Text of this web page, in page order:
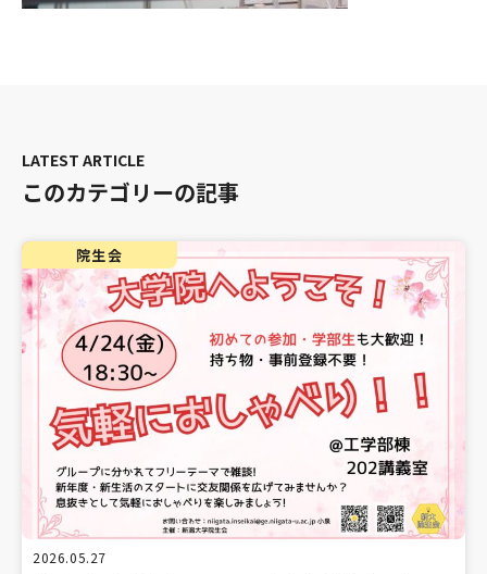
このカテゴリーの記事
院生会
2026.05.27